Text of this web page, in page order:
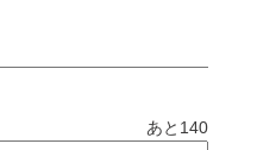
あと 140